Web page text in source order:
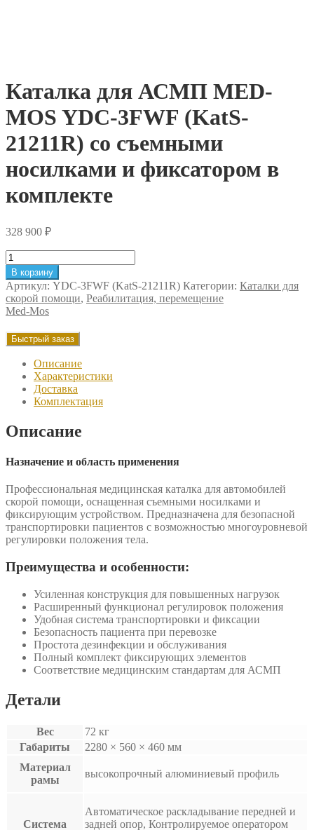
Каталка для АСМП MED-
MOS YDC-3FWF (KatS-
21211R) со съемными
носилками и фиксатором в
комплекте
328 900 ₽
Количество
товара
Каталка
для
АСМП
MED-
MOS
YDC-
(KatS-
21211R)
съемными
и
в
В корзину
Артикул: YDC-3FWF (KatS-21211R) Категории: Каталки для
скорой помощи, Реабилитация, перемещение
Med-Mos
Быстрый заказ
Описание
Характеристики
Доставка
Комплектация
Описание
Назначение и область применения
Профессиональная медицинская каталка для автомобилей
скорой помощи, оснащенная съемными носилками и
фиксирующим устройством. Предназначена для безопасной
транспортировки пациентов с возможностью многоуровневой
регулировки положения тела.
Преимущества и особенности:
Усиленная конструкция для повышенных нагрузок
Расширенный функционал регулировок положения
Удобная система транспортировки и фиксации
Безопасность пациента при перевозке
Простота дезинфекции и обслуживания
Полный комплект фиксирующих элементов
Соответствие медицинским стандартам для АСМП
Детали
Вес
72 кг
Габариты
2280 × 560 × 460 мм
Материал
рамы
высокопрочный алюминиевый профиль
Система
Автоматическое раскладывание передней и
задней опор, Контролируемое оператором